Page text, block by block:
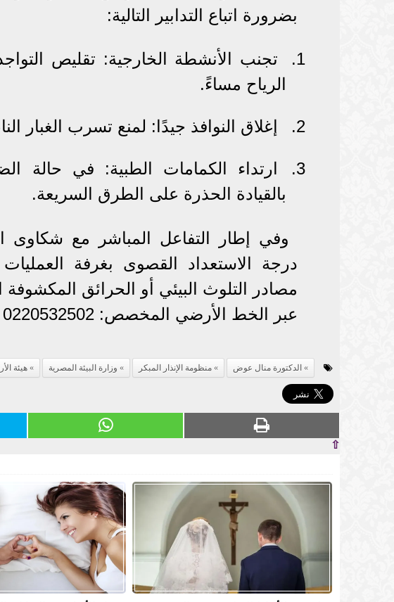
بضرورة اتباع التدابير التالية:
تجنب الأنشطة الخارجية: تقليص
الرياح مساءً.
إغلاق النوافذ جيدًا: لمنع تسرب الغبار
ارتداء الكمامات الطبية: في حالة
بالقيادة الحذرة على الطرق السريعة.
وفي إطار التفاعل المباشر مع شكاوى
درجة الاستعداد القصوى بغرفة
مصادر التلوث البيئي أو الحرائق
عبر الخط الأرضي المخصص: 0220532502 على مدار الساعة.
الدكتورة منال عوض منظومة الإنذار المبكر وزارة البيئة المصرية هيئة
⇧